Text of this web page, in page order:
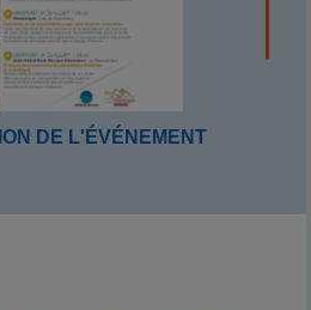
DE L'ÉVÉNEMENT